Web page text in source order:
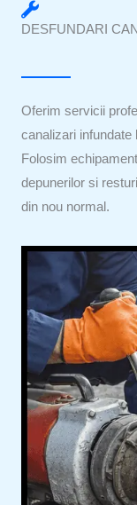
DESFUNDARI
Oferim servicii
canalizari
Folosim
depunerilor si
din nou normal.